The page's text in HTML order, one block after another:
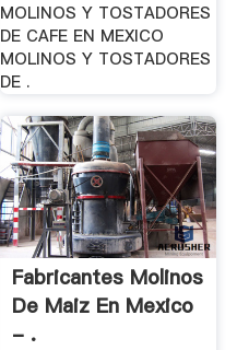
MOLINOS Y TOSTADORES
DE CAFE EN MEXICO
MOLINOS Y TOSTADORES
DE .
Fabricantes Molinos
De Maiz En Mexico
- .